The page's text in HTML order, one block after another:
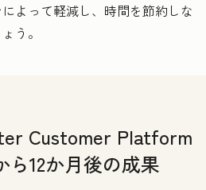
よって軽減し、時間を節約しな
う。
Customer Platform
ら12か月後の成果